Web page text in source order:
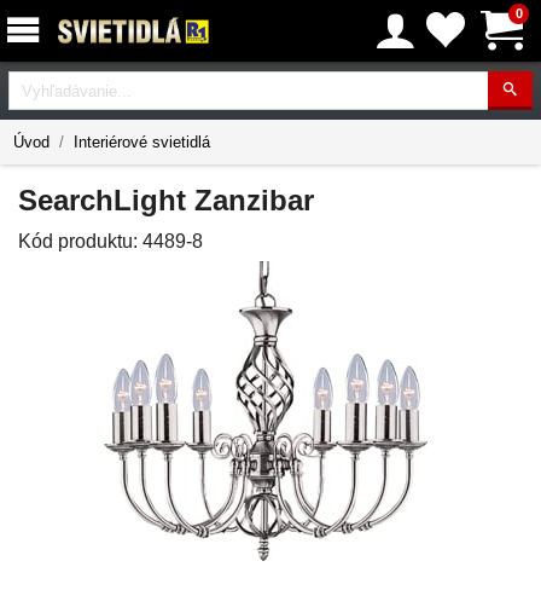
0
Vyhľadávanie
Úvod Interiérové svietidlá
SearchLight Zanzibar
Kód produktu: 4489-8